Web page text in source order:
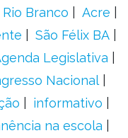
Rio Branco
Acre
São Félix BA
Legislativa
Nacional
informativo
na escola